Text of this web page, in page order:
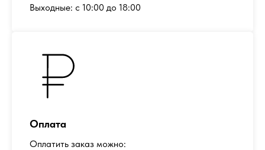
Выходные: с 10:00 до 18:00
Оплата
Оплатить заказ можно: